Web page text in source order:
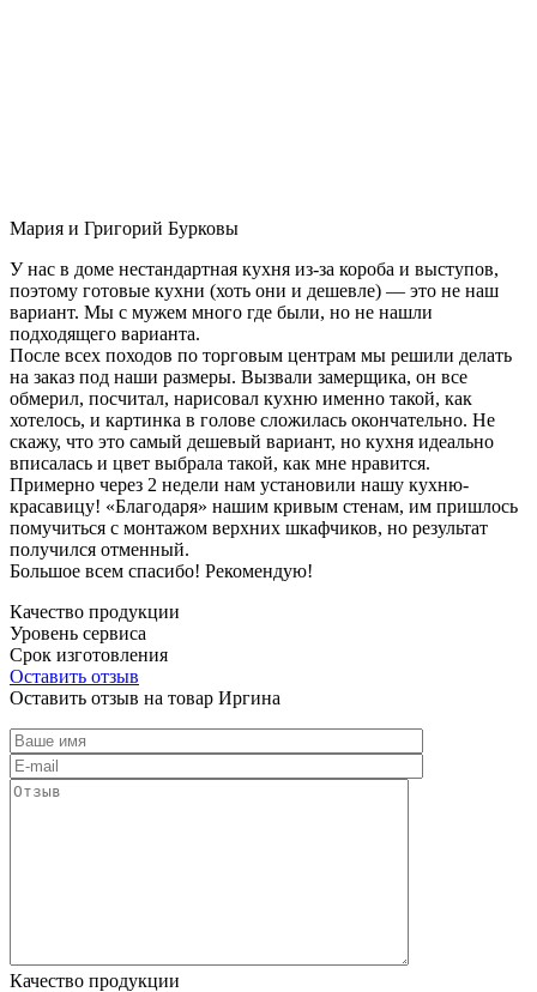
Мария и Григорий Бурковы
У нас в доме нестандартная кухня из-за короба и выступов,
поэтому готовые кухни (хоть они и дешевле) — это не наш
вариант. Мы с мужем много где были, но не нашли
подходящего варианта.
После всех походов по торговым центрам мы решили делать
на заказ под наши размеры. Вызвали замерщика, он все
обмерил, посчитал, нарисовал кухню именно такой, как
хотелось, и картинка в голове сложилась окончательно. Не
скажу, что это самый дешевый вариант, но кухня идеально
вписалась и цвет выбрала такой, как мне нравится.
Примерно через 2 недели нам установили нашу кухню-
красавицу! «Благодаря» нашим кривым стенам, им пришлось
помучиться с монтажом верхних шкафчиков, но результат
получился отменный.
Большое всем спасибо! Рекомендую!
Качество продукции
Уровень сервиса
Срок изготовления
Оставить отзыв
Оставить отзыв на товар Иргина
Качество продукции